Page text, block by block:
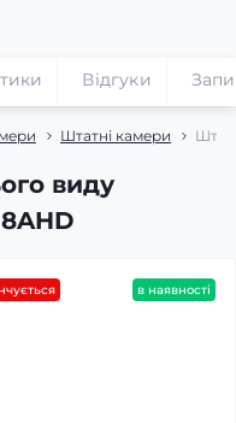
Штатні камери
виду
Відгуки
в наявності